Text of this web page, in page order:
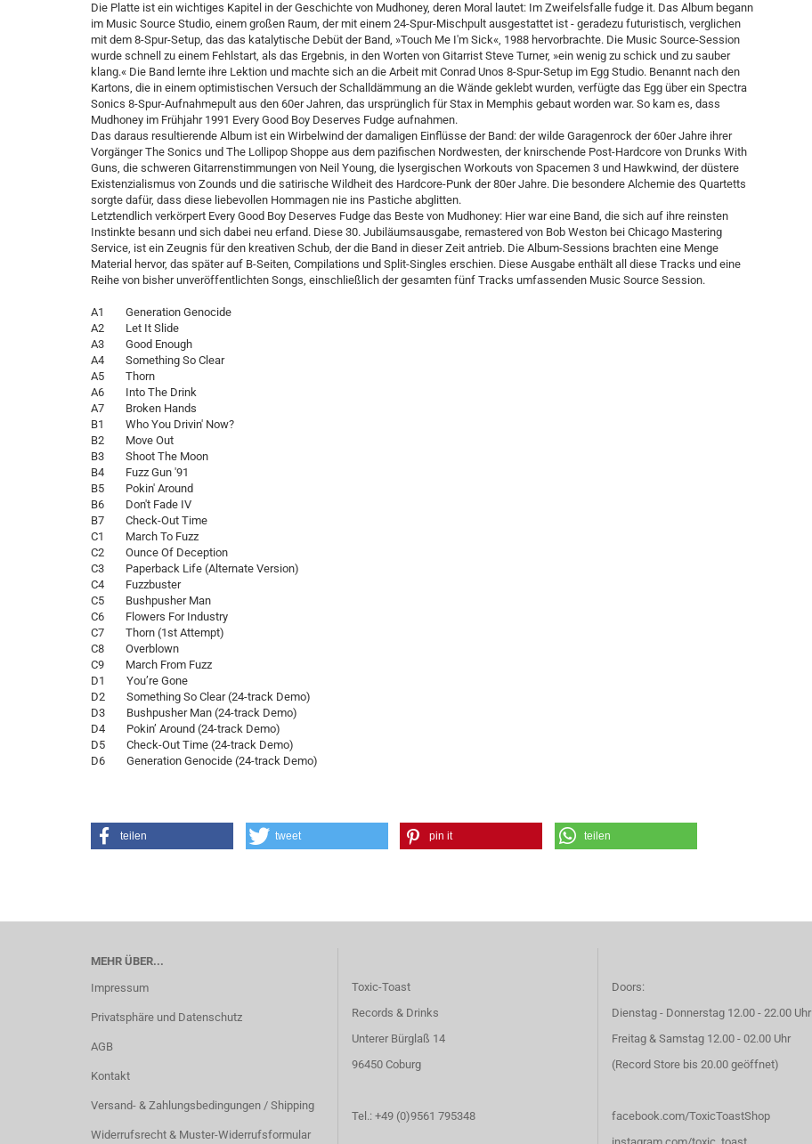
Die Platte ist ein wichtiges Kapitel in der Geschichte von Mudhoney, deren Moral lautet: Im Zweifelsfalle fudge it. Das Album begann
im Music Source Studio, einem großen Raum, der mit einem 24-Spur-Mischpult ausgestattet ist - geradezu futuristisch, verglichen
mit dem 8-Spur-Setup, das das katalytische Debüt der Band, »Touch Me I'm Sick«, 1988 hervorbrachte. Die Music Source-Session
wurde schnell zu einem Fehlstart, als das Ergebnis, in den Worten von Gitarrist Steve Turner, »ein wenig zu schick und zu sauber
klang.« Die Band lernte ihre Lektion und machte sich an die Arbeit mit Conrad Unos 8-Spur-Setup im Egg Studio. Benannt nach den
Kartons, die in einem optimistischen Versuch der Schalldämmung an die Wände geklebt wurden, verfügte das Egg über ein Spectra
Sonics 8-Spur-Aufnahmepult aus den 60er Jahren, das ursprünglich für Stax in Memphis gebaut worden war. So kam es, dass
Mudhoney im Frühjahr 1991 Every Good Boy Deserves Fudge aufnahmen.
Das daraus resultierende Album ist ein Wirbelwind der damaligen Einflüsse der Band: der wilde Garagenrock der 60er Jahre ihrer
Vorgänger The Sonics und The Lollipop Shoppe aus dem pazifischen Nordwesten, der knirschende Post-Hardcore von Drunks With
Guns, die schweren Gitarrenstimmungen von Neil Young, die lysergischen Workouts von Spacemen 3 und Hawkwind, der düstere
Existenzialismus von Zounds und die satirische Wildheit des Hardcore-Punk der 80er Jahre. Die besondere Alchemie des Quartetts
sorgte dafür, dass diese liebevollen Hommagen nie ins Pastiche abglitten.
Letztendlich verkörpert Every Good Boy Deserves Fudge das Beste von Mudhoney: Hier war eine Band, die sich auf ihre reinsten
Instinkte besann und sich dabei neu erfand. Diese 30. Jubiläumsausgabe, remastered von Bob Weston bei Chicago Mastering
Service, ist ein Zeugnis für den kreativen Schub, der die Band in dieser Zeit antrieb. Die Album-Sessions brachten eine Menge
Material hervor, das später auf B-Seiten, Compilations und Split-Singles erschien. Diese Ausgabe enthält all diese Tracks und eine
Reihe von bisher unveröffentlichten Songs, einschließlich der gesamten fünf Tracks umfassenden Music Source Session.
A1 Generation Genocide
A2 Let It Slide
A3 Good Enough
A4 Something So Clear
A5 Thorn
A6 Into The Drink
A7 Broken Hands
B1 Who You Drivin' Now?
B2 Move Out
B3 Shoot The Moon
B4 Fuzz Gun '91
B5 Pokin' Around
B6 Don't Fade IV
B7 Check-Out Time
C1 March To Fuzz
C2 Ounce Of Deception
C3 Paperback Life (Alternate Version)
C4 Fuzzbuster
C5 Bushpusher Man
C6 Flowers For Industry
C7 Thorn (1st Attempt)
C8 Overblown
C9 March From Fuzz
D1 You’re Gone
D2 Something So Clear (24-track Demo)
D3 Bushpusher Man (24-track Demo)
D4 Pokin’ Around (24-track Demo)
D5 Check-Out Time (24-track Demo)
D6 Generation Genocide (24-track Demo)
teilen tweet pin it teilen
MEHR ÜBER...
Impressum
Privatsphäre und Datenschutz
AGB
Kontakt
Versand- & Zahlungsbedingungen / Shipping
Widerrufsrecht & Muster-Widerrufsformular
Toxic-Toast
Records & Drinks
Unterer Bürglaß 14
96450 Coburg
Tel.: +49 (0)9561 795348
Doors:
Dienstag - Donnerstag 12.00 - 22.00 Uhr
Freitag & Samstag 12.00 - 02.00 Uhr
(Record Store bis 20.00 geöffnet)
facebook.com/ToxicToastShop